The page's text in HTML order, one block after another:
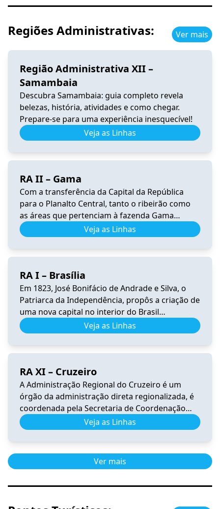
Regiões Administrativas: Ver mais
Região Administrativa XII –
Samambaia
Descubra Samambaia: guia completo revela
belezas, história, atividades e como chegar.
Prepare-se para uma experiência inesquecível!
Veja as Linhas
RA II – Gama
Com a transferência da Capital da República
para o Planalto Central, tanto o ribeirão como
as áreas que pertenciam à fazenda Gama
ficaram dentro da área escolhida para sediar a
nova capital do Brasil. Conforme o Censo
assim distribuídas: nos […]
Veja as Linhas
RA I – Brasília
Em 1823, José Bonifácio de Andrade e Silva, o
Patriarca da Independência, propôs a criação de
uma nova capital no interior do Brasil
(sugerindo o nome Brasília), longe dos portos
para garantir a segurança do país. A vocação
Bosco. O […]
Veja as Linhas
RA XI – Cruzeiro
A Administração Regional do Cruzeiro é um
órgão da administração direta regionalizada, é
coordenada pela Secretaria de Coordenação
das Cidades. Tem por competência representar
o Governo do Distrito Federal na execução das
sua jurisdição. A Região Administrativa do
Cruzeiro encontra-se dentro da Poligonal de
Veja as Linhas
Ver mais